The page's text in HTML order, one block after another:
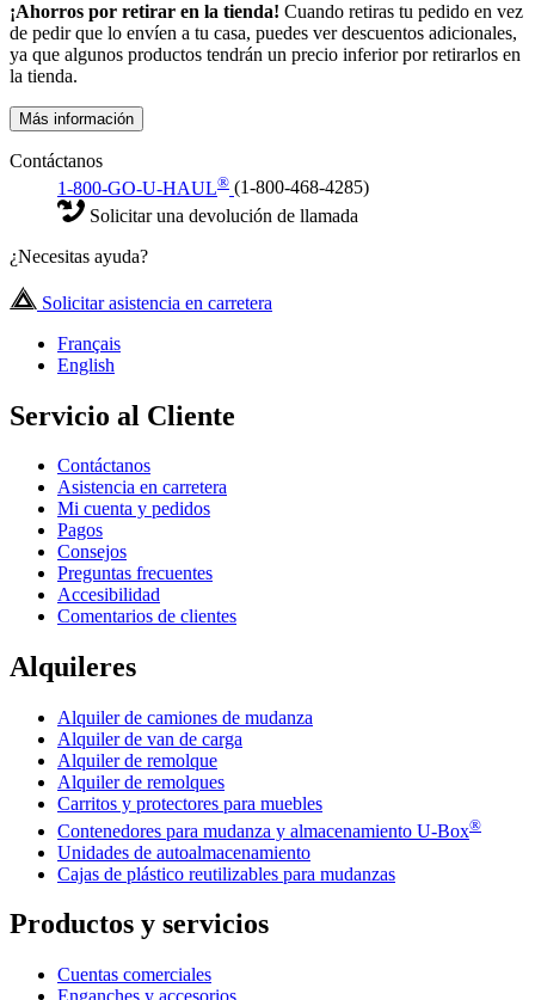
¡Ahorros por retirar en la tienda! Cuando retiras tu pedido en vez
de pedir que lo envíen a tu casa, puedes ver descuentos adicionales,
ya que algunos productos tendrán un precio inferior por retirarlos en
la tienda.
Más información
Contáctanos
1-800-GO-U-HAUL® (1-800-468-4285)
Solicitar una devolución de llamada
¿Necesitas ayuda?
Solicitar asistencia en carretera
Français
English
Servicio al Cliente
Contáctanos
Asistencia en carretera
Mi cuenta y pedidos
Pagos
Consejos
Preguntas frecuentes
Accesibilidad
Comentarios de clientes
Alquileres
Alquiler de camiones de mudanza
Alquiler de van de carga
Alquiler de remolque
Alquiler de remolques
Carritos y protectores para muebles
Contenedores para mudanza y almacenamiento U-Box®
Unidades de autoalmacenamiento
Cajas de plástico reutilizables para mudanzas
Productos y servicios
Cuentas comerciales